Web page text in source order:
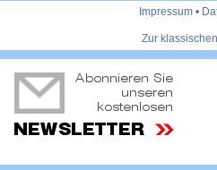
Impressum •
Zur